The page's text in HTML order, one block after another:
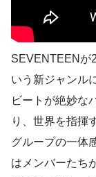
SEVENTEENが
いう新ジャンル
ビートが絶妙な
り、世界を指揮
グループの一体
はメンバーたち